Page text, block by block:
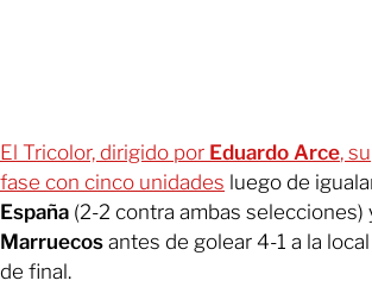
El Tricolor, dirigido por Eduardo Arce,
fase con cinco unidades luego de
España (2-2 contra ambas selecciones)
Marruecos antes de golear 4-1 a la local
de final.